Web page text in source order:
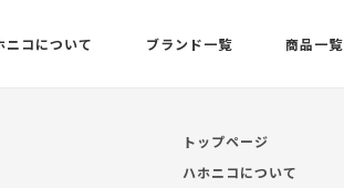
ニコについて ブランド一覧 商品一覧
トップページ
ハホニコについて